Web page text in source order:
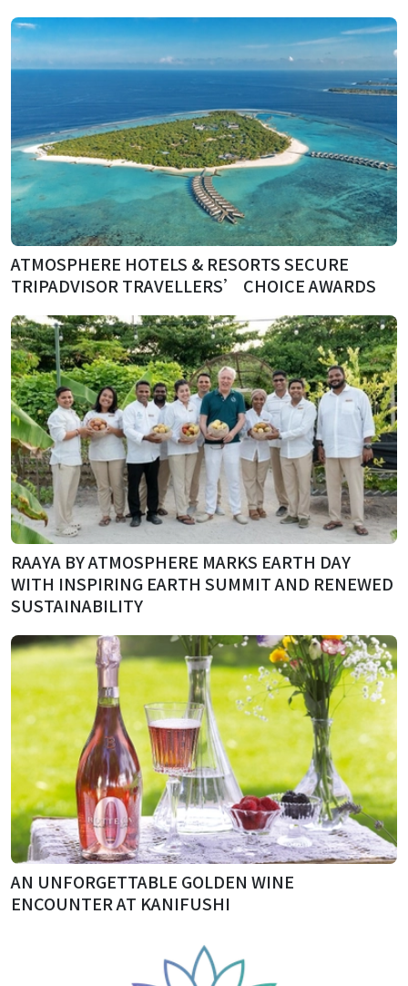
ATMOSPHERE HOTELS & RESORTS SECURE
TRIPADVISOR TRAVELLERS’ CHOICE AWARDS
RAAYA BY ATMOSPHERE MARKS EARTH DAY
WITH INSPIRING EARTH SUMMIT AND RENEWED
SUSTAINABILITY
AN UNFORGETTABLE GOLDEN WINE
ENCOUNTER AT KANIFUSHI